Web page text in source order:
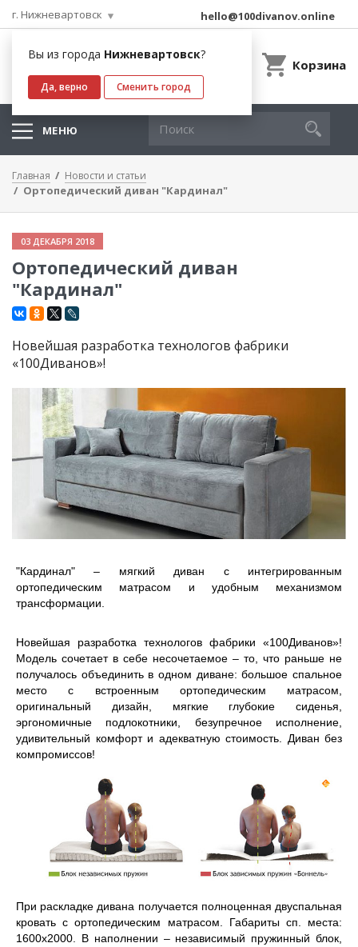
г. Нижневартовск
Вы из города Нижневартовск?
Да, верно Сменить город
hello@100divanov.online
Корзина
МЕНЮ
Главная Новости и статьи
Ортопедический диван "Кардинал"
03 ДЕКАБРЯ 2018
Ортопедический диван
"Кардинал"
Новейшая разработка технологов фабрики
«100Диванов»!
"Кардинал" – мягкий диван с интегрированным
ортопедическим матрасом и удобным механизмом
трансформации.
Новейшая разработка технологов фабрики «100Диванов»!
Модель сочетает в себе несочетаемое – то, что раньше не
получалось объединить в одном диване: большое спальное
место с встроенным ортопедическим матрасом,
оригинальный дизайн, мягкие глубокие сиденья,
эргономичные подлокотники, безупречное исполнение,
удивительный комфорт и адекватную стоимость. Диван без
компромиссов!
При раскладке дивана получается полноценная двуспальная
кровать с ортопедическим матрасом. Габариты сп. места:
1600х2000. В наполнении – независимый пружинный блок,